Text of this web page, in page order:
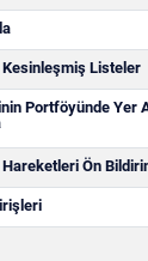
Listeler
Portföyünde Yer
Ön